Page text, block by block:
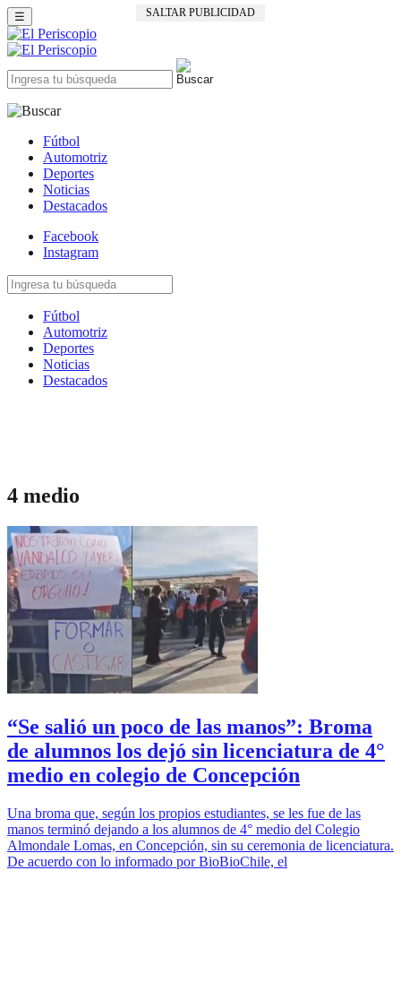
SALTAR PUBLICIDAD
☰
Fútbol
Automotriz
Deportes
Noticias
Destacados
Facebook
Instagram
Fútbol
Automotriz
Deportes
Noticias
Destacados
4 medio
“Se salió un poco de las manos”: Broma
de alumnos los dejó sin licenciatura de 4°
medio en colegio de Concepción
Una broma que, según los propios estudiantes, se les fue de las
manos terminó dejando a los alumnos de 4° medio del Colegio
Almondale Lomas, en Concepción, sin su ceremonia de licenciatura.
De acuerdo con lo informado por BioBioChile, el